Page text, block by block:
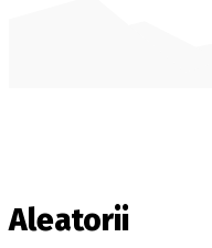
Aleatorii